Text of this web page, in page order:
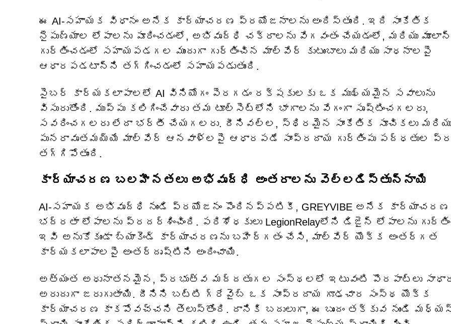
ఈ AI-సహాయక విధానం అనేక కార్యాచరణ ప్రయోజనాలను అందిస్తుంది. ఇది సాంకేతిక
నైపుణ్యాల లోపాలను పూరించడంలో, అభివృద్ధి చక్రాలను వేగవంతం చేయడంలో, మరియు
గుర్తించడంలో సహాయపడగల ముందుగా గుర్తించిన మాల్వేర్ కుటుంబాలు మరియు సాధనాలపై
ఆధారపడటాన్ని తగ్గించడంలో సహాయపడుతుంది.
సైబర్ కార్యకలాపాలలో AI వినియోగం పెరగడం రక్షకులకు ఒక ముఖ్యమైన సవాలును
విసురుతోంది. ముప్పు కలిగించేవారు తమ టూల్‌సెట్‌లోని భాగాలను వేగంగా సృష్టించగలరు,
సవరించగలరు లేదా భర్తీ చేయగలరు. దీనివల్ల, స్థిరమైన సాంకేతిక సూచికలు మరియు
పునరావృతమయ్యే మాల్వేర్ ఆనవాళ్లపై ఆధారపడే సాంప్రదాయ గుర్తింపు పద్ధతుల
తగ్గిపోతుంది.
కార్యాచరణ బలహీనతలు అభివృద్ధి అంతరాలను వెల్లడిస్తున్నాయి
AI-సహాయక అభివృద్ధి నుండి ప్రయోజనం పొందినప్పటికీ, GREYVIBE అనేక కార్యాచరణ
భద్రతా లోపాలను ప్రదర్శించింది. పరిశోధకులు LegionRelayలోని డిజైన్ లోపాలను
ఇవి అనుకోకుండా బ్యాకెండ్ కార్యాచరణను బహిర్గతం చేసి, మాల్వేర్ యొక్క అంతర్గత
కార్యకలాపాలపై అంతర్దృష్టిని అందించాయి.
అత్యంత అధునాతనమైన, ప్రభుత్వ మద్దతుగల సంస్థలలో ఇటువంటి పొరపాట్లు
అరుదుగా జరుగుతాయి. దీనిని బట్టి గ్రేవైబ్ ఒక సాంప్రదాయ గూఢచార సంస్థ యొక్క
కార్యాచరణ కాకపోవచ్చని తెలుస్తోంది. దానికి బదులుగా, ఈ బృందం తక్కువ నుండి